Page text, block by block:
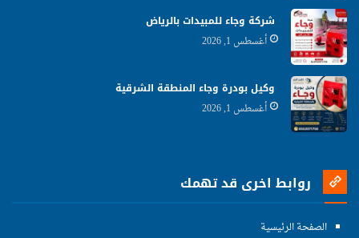
شركة وجاء للمبيدات بالرياض
أغسطس 1, 2026
وكيل بودرة وجاء المنطقة الشرقية
أغسطس 1, 2026
روابط اخرى قد تهمك
الصفحة الرئيسية